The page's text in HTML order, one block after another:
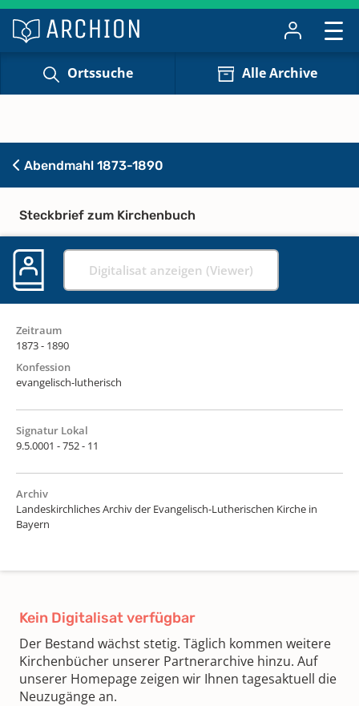
Ortssuche Alle Archive
Abendmahl 1873-1890
Steckbrief zum Kirchenbuch
Digitalisat anzeigen (Viewer)
Zeitraum
1873 - 1890
Konfession
evangelisch-lutherisch
Signatur Lokal
9.5.0001 - 752 - 11
Archiv
Landeskirchliches Archiv der Evangelisch-Lutherischen Kirche in
Bayern
Kein Digitalisat verfügbar
Der Bestand wächst stetig. Täglich kommen weitere
Kirchenbücher unserer Partnerarchive hinzu. Auf
unserer Homepage zeigen wir Ihnen tagesaktuell die
Neuzugänge an.